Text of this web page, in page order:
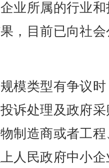
业所属的行业
，目前已向社
类型有争议时
诉处理及政府
制造商或者工
人民政府中小